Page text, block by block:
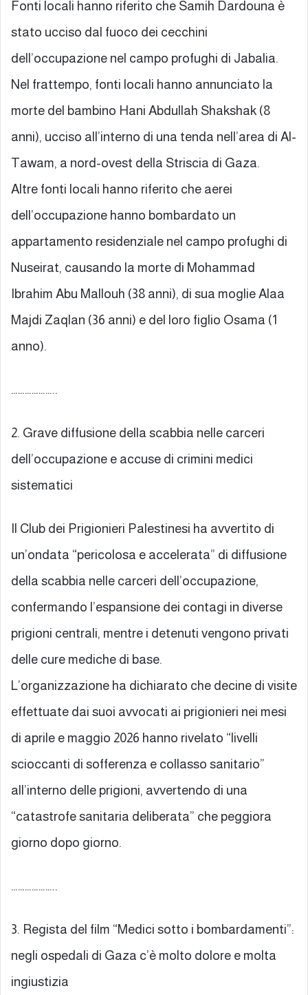
Fonti locali hanno riferito che Samih Dardouna è
stato ucciso dal fuoco dei cecchini
dell’occupazione nel campo profughi di Jabalia.
Nel frattempo, fonti locali hanno annunciato la
morte del bambino Hani Abdullah Shakshak (8
anni), ucciso all’interno di una tenda nell’area di Al-
Tawam, a nord-ovest della Striscia di Gaza.
Altre fonti locali hanno riferito che aerei
dell’occupazione hanno bombardato un
appartamento residenziale nel campo profughi di
Nuseirat, causando la morte di Mohammad
Ibrahim Abu Mallouh (38 anni), di sua moglie Alaa
Majdi Zaqlan (36 anni) e del loro figlio Osama (1
anno).
………………..
2. Grave diffusione della scabbia nelle carceri
dell’occupazione e accuse di crimini medici
sistematici
Il Club dei Prigionieri Palestinesi ha avvertito di
un’ondata “pericolosa e accelerata” di diffusione
della scabbia nelle carceri dell’occupazione,
confermando l’espansione dei contagi in diverse
prigioni centrali, mentre i detenuti vengono privati
delle cure mediche di base.
L’organizzazione ha dichiarato che decine di visite
effettuate dai suoi avvocati ai prigionieri nei mesi
di aprile e maggio 2026 hanno rivelato “livelli
scioccanti di sofferenza e collasso sanitario”
all’interno delle prigioni, avvertendo di una
“catastrofe sanitaria deliberata” che peggiora
giorno dopo giorno.
………………..
3. Regista del film “Medici sotto i bombardamenti”:
negli ospedali di Gaza c’è molto dolore e molta
ingiustizia